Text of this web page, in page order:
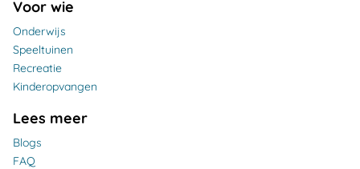
Voor wie
Onderwijs
Speeltuinen
Recreatie
Kinderopvangen
Lees meer
Blogs
FAQ